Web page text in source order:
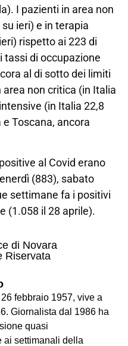
I pazienti in area non
ieri) e in terapia
rispetto ai 223 di
di occupazione
al di sotto dei limiti
area non critica (in Italia
(in Italia 22,8
Toscana, ancora
al Covid erano
(883), sabato
settimane fa i positivi
(1.058 il 28 aprile).
di Novara
Riservata
febbraio 1957, vive a
Giornalista dal 1986 ha
quasi
ai settimanali della